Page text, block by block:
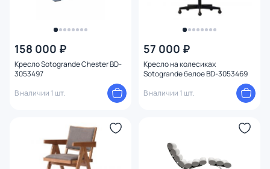
158 000 ₽
Кресло Sotogrande Chester BD-
3053497
В наличии 1 шт.
57 000 ₽
Кресло на колесиках
Sotogrande белое BD-3053469
В наличии 1 шт.